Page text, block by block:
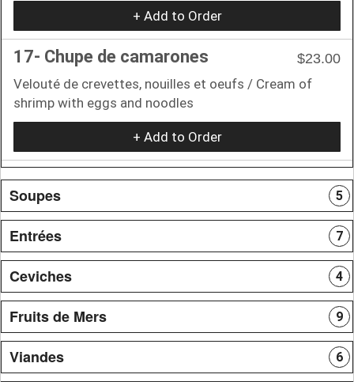
+ Add to Order
17- Chupe de camarones
$23.00
Velouté de crevettes, nouilles et oeufs / Cream of
shrimp with eggs and noodles
+ Add to Order
Soupes 5
Entrées 7
Ceviches 4
Fruits de Mers 9
Viandes 6